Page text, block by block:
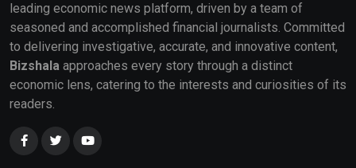
leading economic news platform, driven by a team of
seasoned and accomplished financial journalists. Committed
to delivering investigative, accurate, and innovative content,
Bizshala approaches every story through a distinct
economic lens, catering to the interests and curiosities of its
readers.